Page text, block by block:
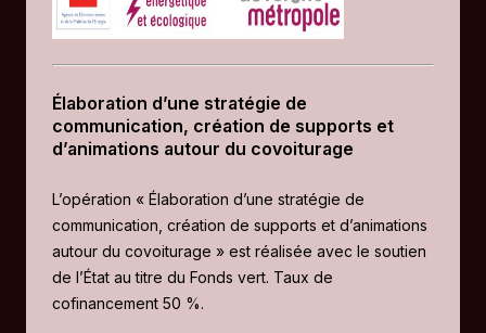
Élaboration d’une stratégie de
communication, création de supports et
d’animations autour du covoiturage
L’opération « Élaboration d’une stratégie de
communication, création de supports et d’animations
autour du covoiturage » est réalisée avec le soutien
de l’État au titre du Fonds vert. Taux de
cofinancement 50 %.